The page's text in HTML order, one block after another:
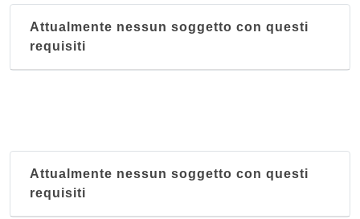
Attualmente nessun soggetto con questi
requisiti
Attualmente nessun soggetto con questi
requisiti